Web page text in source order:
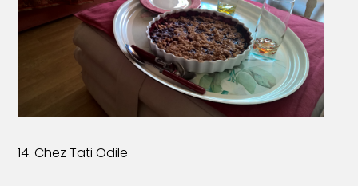
14. Chez Tati Odile